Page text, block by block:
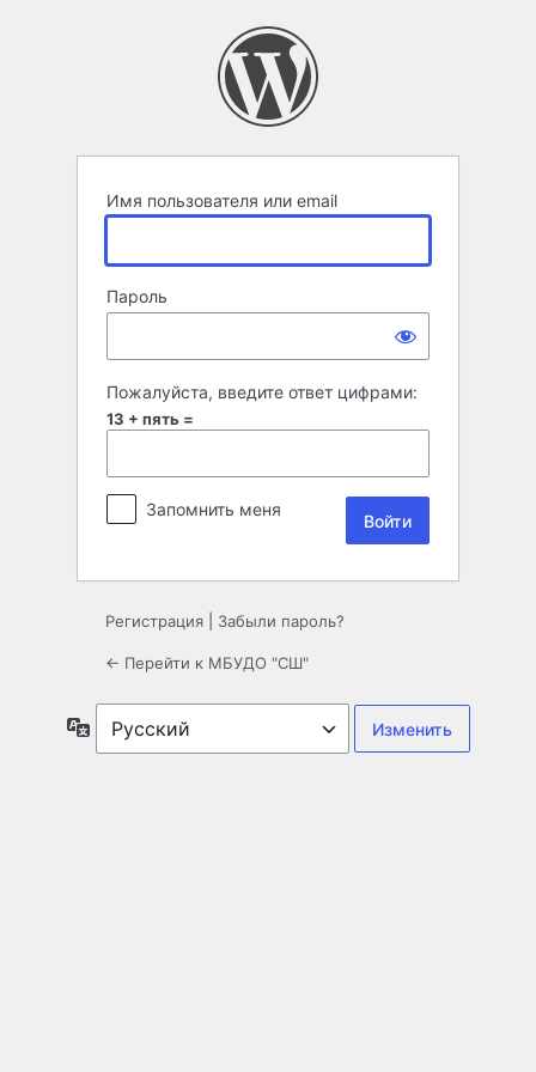
Имя пользователя или email
Пароль
Пожалуйста, введите ответ цифрами:
13 + пять =
Запомнить меня
Регистрация Забыли пароль?
← Перейти к МБУДО "СШ"
Язык